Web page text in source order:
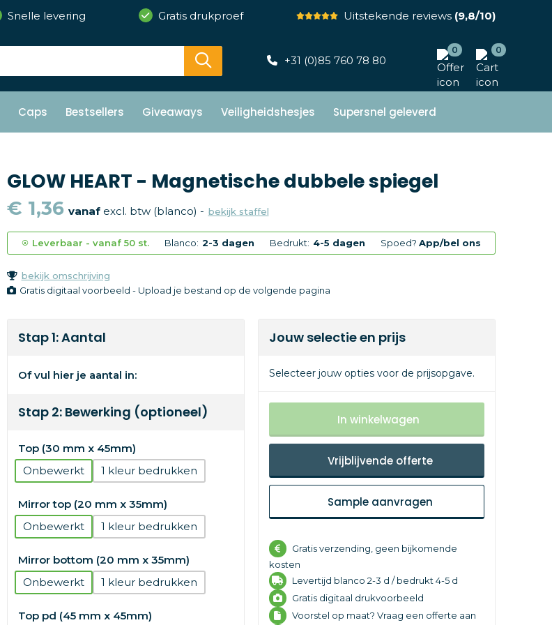
Snelle levering Gratis drukproef Uitstekende reviews(9,8/10)
+31 (0)85 760 78 80
0 0
Caps Bestsellers Giveaways Veiligheidshesjes Supersnel geleverd
GLOW HEART - Magnetische dubbele spiegel
€ 1,36 vanafexcl. btw (blanco) - bekijk staffel
Leverbaar - vanaf 50 st. Blanco: 2-3 dagen Bedrukt: 4-5 dagen Spoed? App/bel ons
bekijk omschrijving
Gratis digitaal voorbeeld - Upload je bestand op de volgende pagina
Stap 1: Aantal
Of vul hier je aantal in:
Stap 2: Bewerking (optioneel)
Top (30 mm x 45mm)
Onbewerkt
1
Mirror top (20 mm x 35mm)
Onbewerkt
1
Mirror bottom (20 mm x 35mm)
Onbewerkt
1
Top pd (45 mm x 45mm)
Jouw selectie en prijs
Selecteer jouw opties voor de prijsopgave.
In winkelwagen
Vrijblijvende offerte
Sample aanvragen
Gratis verzending, geen bijkomende
kosten
Levertijd blanco 2-3 d / bedrukt 4-5 d
Gratis digitaal drukvoorbeeld
Voorstel op maat? Vraag een offerte aan